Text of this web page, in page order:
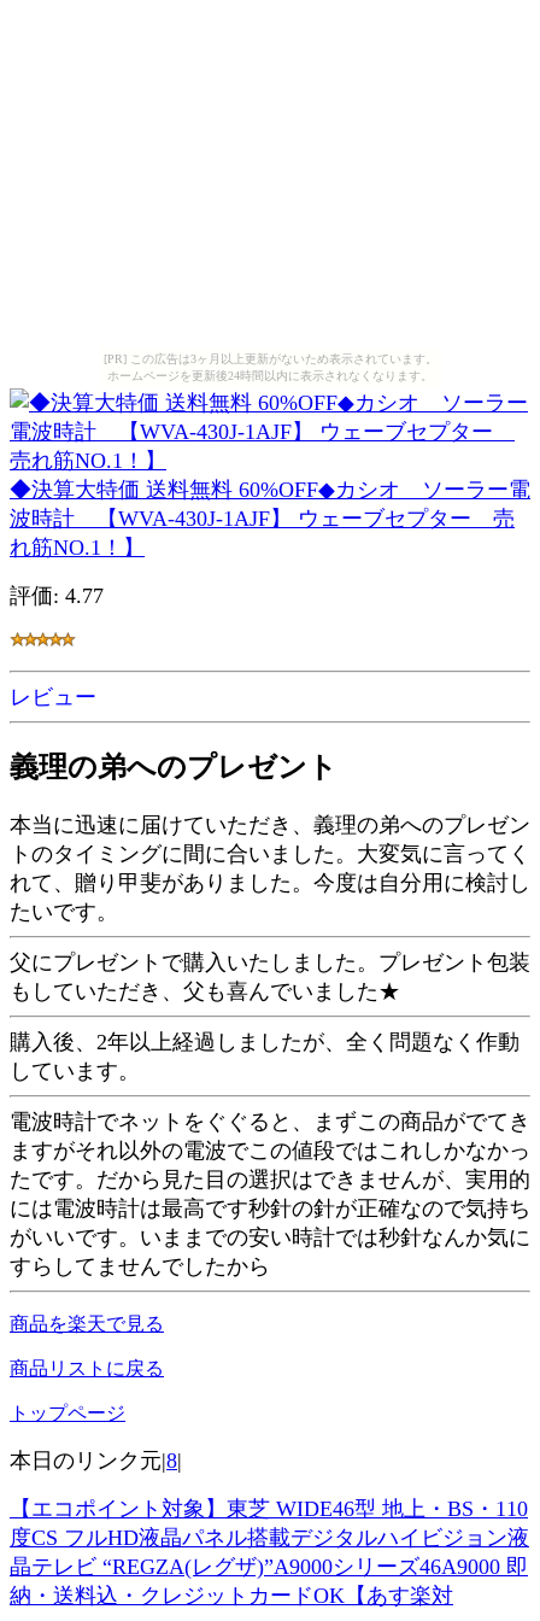
[PR] この広告は3ヶ月以上更新がないため表示されています。
ホームページを更新後24時間以内に表示されなくなります。
◆決算大特価 送料無料 60%OFF◆カシオ ソーラー電
波時計 【WVA-430J-1AJF】 ウェーブセプター 売
れ筋NO.1！】
評価: 4.77
レビュー
義理の弟へのプレゼント
本当に迅速に届けていただき、義理の弟へのプレゼン
トのタイミングに間に合いました。大変気に言ってく
れて、贈り甲斐がありました。今度は自分用に検討し
たいです。
父にプレゼントで購入いたしました。プレゼント包装
もしていただき、父も喜んでいました★
購入後、2年以上経過しましたが、全く問題なく作動
しています。
電波時計でネットをぐぐると、まずこの商品がでてき
ますがそれ以外の電波でこの値段ではこれしかなかっ
たです。だから見た目の選択はできませんが、実用的
には電波時計は最高です秒針の針が正確なので気持ち
がいいです。いままでの安い時計では秒針なんか気に
すらしてませんでしたから
商品を楽天で見る
商品リストに戻る
トップページ
本日のリンク元|8|
【エコポイント対象】東芝 WIDE46型 地上・BS・110
度CS フルHD液晶パネル搭載デジタルハイビジョン液
晶テレビ “REGZA(レグザ)”A9000シリーズ46A9000 即
納・送料込・クレジットカードOK【あす楽対